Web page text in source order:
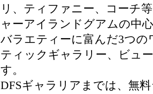
リ、ティファニー、コーチ
ャーアイランドグアムの中
バラエティーに富んだ3つ
ティックギャラリー、ビュ
す。
DFSギャラリアまでは、無